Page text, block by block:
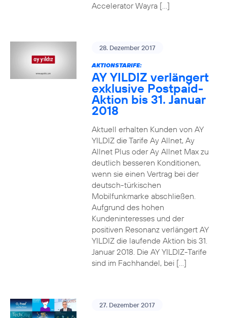
Accelerator Wayra […]
28. Dezember 2017
AKTIONSTARIFE:
AY YILDIZ verlängert
exklusive Postpaid-
Aktion bis 31. Januar
2018
Aktuell erhalten Kunden von AY
YILDIZ die Tarife Ay Allnet, Ay
Allnet Plus oder Ay Allnet Max zu
deutlich besseren Konditionen,
wenn sie einen Vertrag bei der
deutsch-türkischen
Mobilfunkmarke abschließen.
Aufgrund des hohen
Kundeninteresses und der
positiven Resonanz verlängert AY
YILDIZ die laufende Aktion bis 31.
Januar 2018. Die AY YILDIZ-Tarife
sind im Fachhandel, bei […]
27. Dezember 2017